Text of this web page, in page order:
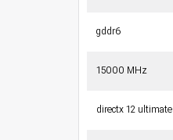
gddr6
15000 MHz
directx 12 ultimate